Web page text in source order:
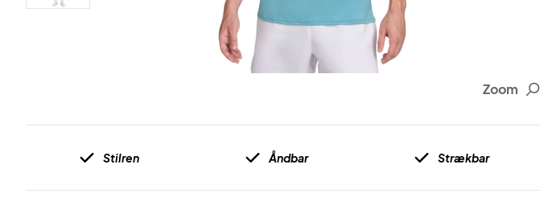
Zoom
Stilren Åndbar Strækbar